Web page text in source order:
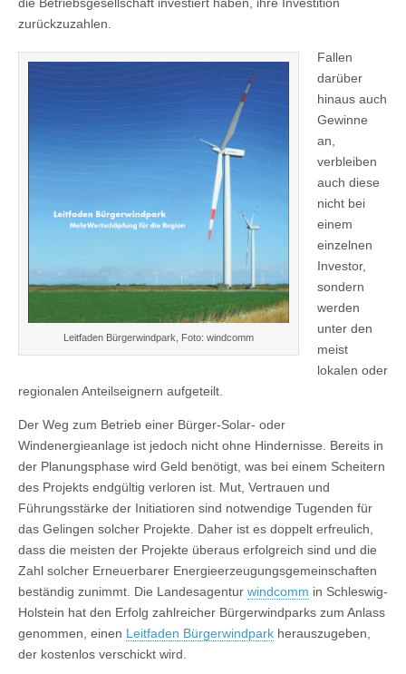
die Betriebsgesellschaft investiert haben, ihre Investition
zurückzuzahlen.
Leitfaden Bürgerwindpark, Foto: windcomm
Fallen
darüber
hinaus auch
Gewinne
an,
verbleiben
auch diese
nicht bei
einem
einzelnen
Investor,
sondern
werden
unter den
meist
lokalen oder
regionalen Anteilseignern aufgeteilt.
Der Weg zum Betrieb einer Bürger-Solar- oder
Windenergieanlage ist jedoch nicht ohne Hindernisse. Bereits in
der Planungsphase wird Geld benötigt, was bei einem Scheitern
des Projekts endgültig verloren ist. Mut, Vertrauen und
Führungsstärke der Initiatioren sind notwendige Tugenden für
das Gelingen solcher Projekte. Daher ist es doppelt erfreulich,
dass die meisten der Projekte überaus erfolgreich sind und die
Zahl solcher Erneuerbarer Energieerzeugungsgemeinschaften
beständig zunimmt. Die Landesagentur windcomm in Schleswig-
Holstein hat den Erfolg zahlreicher Bürgerwindparks zum Anlass
genommen, einen Leitfaden Bürgerwindpark herauszugeben,
der kostenlos verschickt wird.